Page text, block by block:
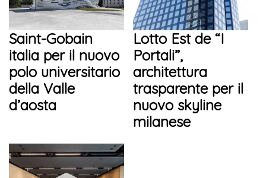
Saint-Gobain
italia per il nuovo
polo universitario
della Valle
d’aosta
Lotto Est de “I
Portali”,
architettura
trasparente per il
nuovo skyline
milanese